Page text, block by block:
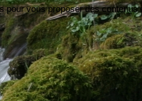
pour vous proposer des